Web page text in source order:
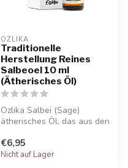
OZLIKA
Traditionelle
Herstellung Reines
Salbeoel 10 ml
(Ätherisches Öl)
Ozlika Salbei (Sage)
ätherisches Öl, das aus den
Pflanz...
€6,95
Nicht auf Lager